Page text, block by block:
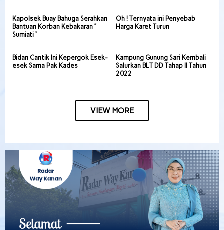
Kapolsek Buay Bahuga Serahkan
Bantuan Korban Kebakaran ”
Sumiati “
Oh ! Ternyata ini Penyebab
Harga Karet Turun
Bidan Cantik Ini Kepergok Esek-
esek Sama Pak Kades
Kampung Gunung Sari Kembali
Salurkan BLT DD Tahap II Tahun
2022
VIEW MORE